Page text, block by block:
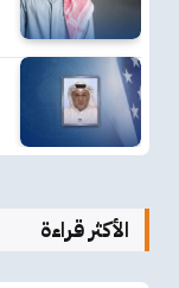
الأكثر قراءة